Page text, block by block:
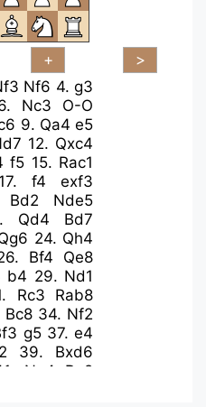
Nf6 4. g3
Nc3
O-O
9. Qa4 e5
12. Qxc4
f5 15. Rac1
17. f4
exf3
Bd2
Nde5
Qd4
Bd7
24. Qh4
Bf4
Qe8
b4 29. Nd1
Rc3
Rab8
Bc8 34. Nf2
g5 37. e4
39. Bxd6
Ng4
Ra2